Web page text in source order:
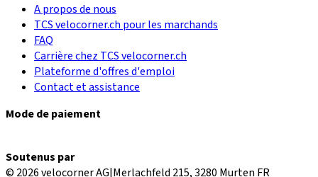
A propos de nous
TCS velocorner.ch pour les marchands
FAQ
Carrière chez TCS velocorner.ch
Plateforme d'offres d'emploi
Contact et assistance
Mode de paiement
Soutenus par
© 2026 velocorner AG|Merlachfeld 215, 3280 Murten FR